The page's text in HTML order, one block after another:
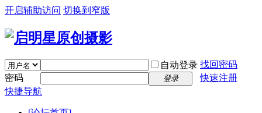
开启辅助访问 切换到窄版
自动登录 找回密码
密码
登录
快速注册
快捷导航